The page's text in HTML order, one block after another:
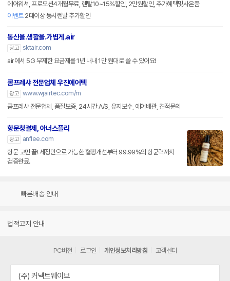
에어워셔, 프로모션4개월무료, 렌탈10~15%할인, 2만원할인, 추가혜택및사은품
이벤트2대이상 동시렌탈 추가할인
통신을.생활을.가볍게.air
광고 sktair.com
air에서 5G 무제한 요금제를 1년 내내 1만 원대로 쓸 수 있어요!
콤프레샤 전문업체 우진에어텍
광고 www.wjairtec.com/m
콤프레샤 전문업체, 품질보증, 24시간 A/S, 유지보수, 에어배관, 견적문의
항문청결제, 아너스플리
광고
anflee.com
항문 고민 끝! 세정만으로 가능한 혈행개선부터 99.99%의 항균력까지
검증완료.
빠른배송 안내
법적고지 안내
PC버전 로그인 개인정보처리방침 고객센터
(주) 커넥트웨이브